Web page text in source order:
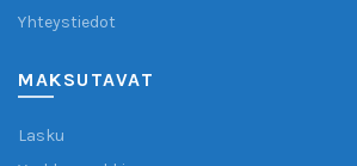
Yhteystiedot
MAKSUTAVAT
Lasku